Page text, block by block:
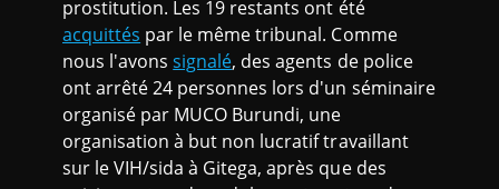
prostitution. Les 19 restants ont été
acquittés par le même tribunal. Comme
nous l'avonssignalé, des agents de police
ont arrêté 24 personnes lors d'un séminaire
organisé par MUCO Burundi, une
organisation à but non lucratif travaillant
sur le VIH/sida à Gitega, après que des